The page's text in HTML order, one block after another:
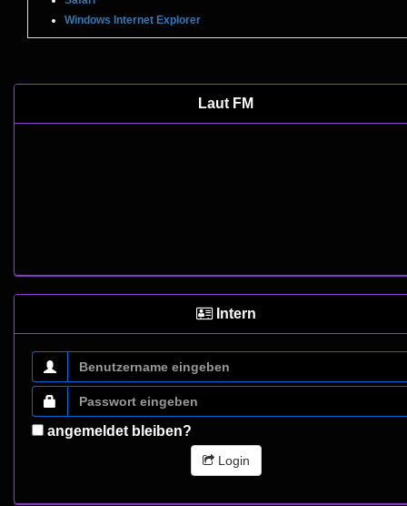
Windows Internet Explorer
Laut FM
Intern
angemeldet bleiben?
Login